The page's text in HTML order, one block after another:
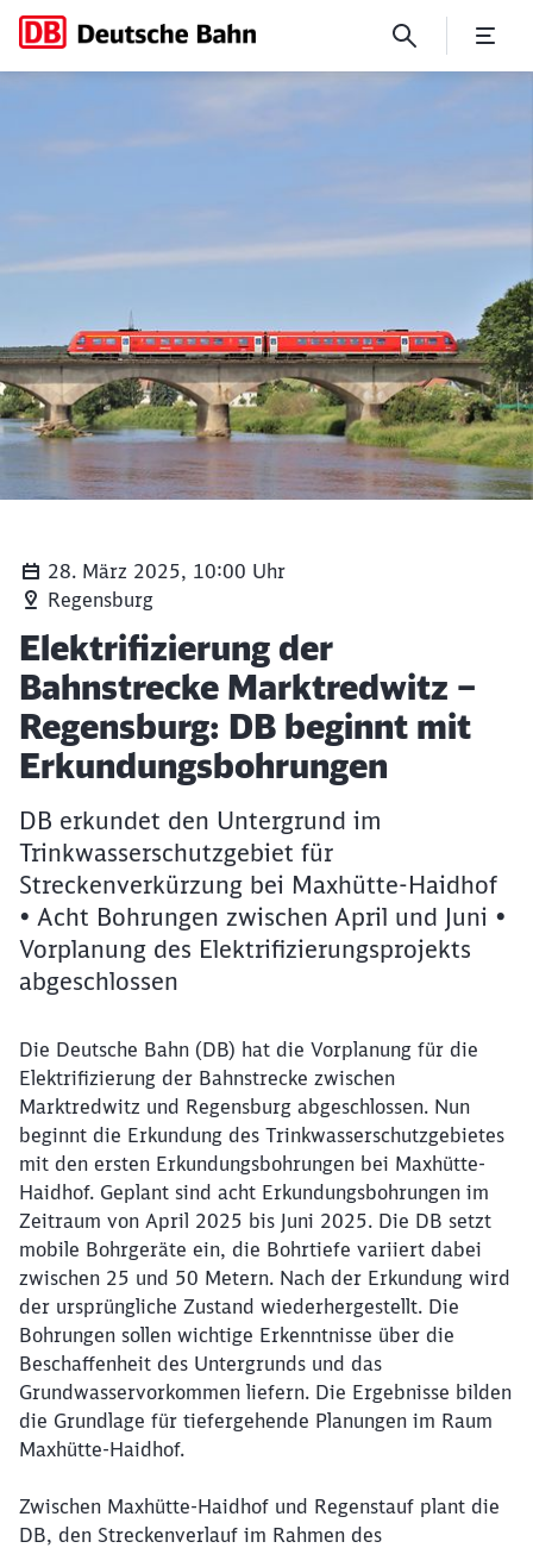
Elektrifizierung der
28. März 2025, 10:00 Uhr
Regensburg
Artikel:
Elektrifizierung der
Bahnstrecke Marktredwitz –
Regensburg: DB beginnt mit
Erkundungsbohrungen
DB erkundet den Untergrund im
Trinkwasserschutzgebiet für
Streckenverkürzung bei Maxhütte-Haidhof
• Acht Bohrungen zwischen April und Juni •
Vorplanung des Elektrifizierungsprojekts
abgeschlossen
Die Deutsche Bahn (DB) hat die Vorplanung für die
Elektrifizierung der Bahnstrecke zwischen
Marktredwitz und Regensburg abgeschlossen. Nun
beginnt die Erkundung des Trinkwasserschutzgebietes
mit den ersten Erkundungsbohrungen bei Maxhütte-
Haidhof. Geplant sind acht Erkundungsbohrungen im
Zeitraum von April 2025 bis Juni 2025. Die DB setzt
mobile Bohrgeräte ein, die Bohrtiefe variiert dabei
zwischen 25 und 50 Metern. Nach der Erkundung wird
der ursprüngliche Zustand wiederhergestellt. Die
Bohrungen sollen wichtige Erkenntnisse über die
Beschaffenheit des Untergrunds und das
Grundwasservorkommen liefern. Die Ergebnisse bilden
die Grundlage für tiefergehende Planungen im Raum
Maxhütte-Haidhof.
Zwischen Maxhütte-Haidhof und Regenstauf plant die
DB, den Streckenverlauf im Rahmen des